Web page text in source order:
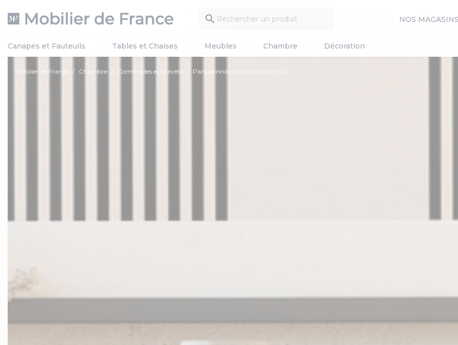
 NOS MAGASINS
Canapés et Fauteuils Tables et Chaises Meubles Chambre Décoration
Mobilier de France Chambre Commodes et chevets Pantalonnière 3 tiroirs MAJESTIC